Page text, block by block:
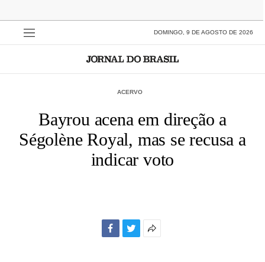
DOMINGO, 9 DE AGOSTO DE 2026
ACERVO
Bayrou acena em direção a
Ségolène Royal, mas se recusa a
indicar voto